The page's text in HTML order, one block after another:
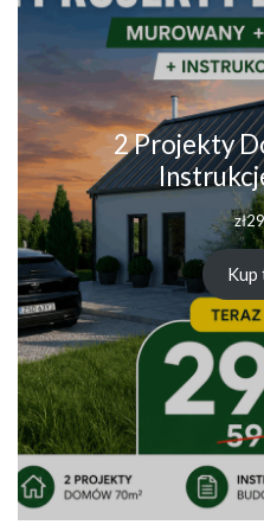
2 Projekty
zł
Kup